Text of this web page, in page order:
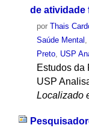
de atividade
por Thais
Saúde Mental ,
Preto, USP
Estudos da
USP
Localizado